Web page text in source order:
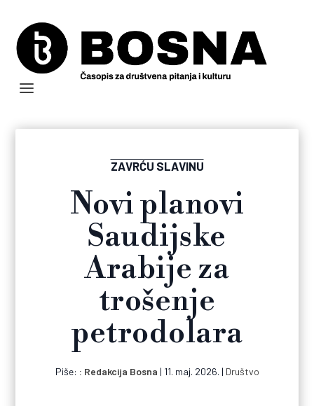
ZAVRĆU SLAVINU
Novi planovi
Saudijske
Arabije za
trošenje
petrodolara
Piše: Redakcija Bosna | 11. maj. 2026. | Društvo